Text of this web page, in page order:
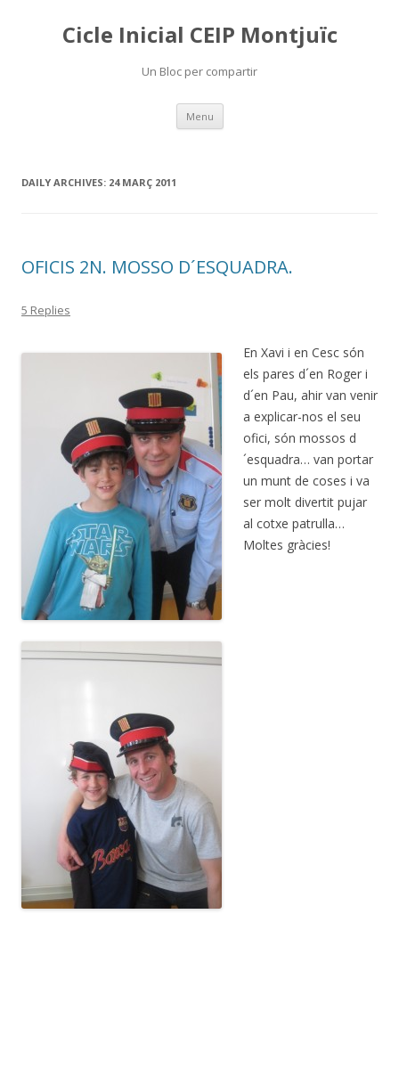
Cicle Inicial CEIP Montjuïc
Un Bloc per compartir
Menu Skip
content
DAILY ARCHIVES: 24 MARÇ 2011
OFICIS 2N. MOSSO D´ESQUADRA.
5 Replies
En Xavi i en Cesc són
els pares d´en Roger i
d´en Pau, ahir van venir
a explicar-nos el seu
ofici, són mossos d
´esquadra… van portar
un munt de coses i va
ser molt divertit pujar
al cotxe patrulla…
Moltes gràcies!